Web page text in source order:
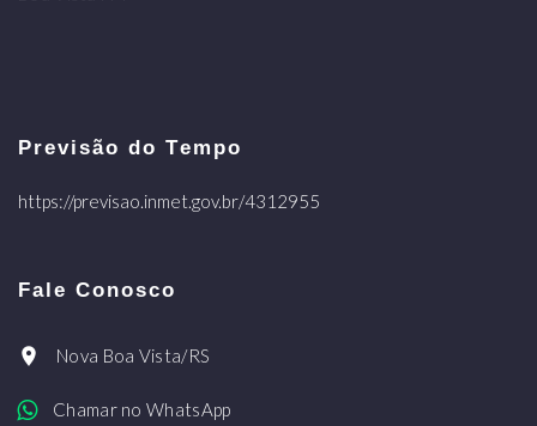
Previsão do Tempo
https://previsao.inmet.gov.br/4312955
Fale Conosco
Nova Boa Vista/RS
Chamar no WhatsApp